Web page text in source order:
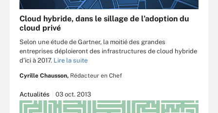
Cloud hybride, dans le sillage de l’adoption du
cloud privé
Selon une étude de Gartner, la moitié des grandes
entreprises déploieront des infrastructures de cloud hybride
d’ici à 2017. Lire la suite
Cyrille Chausson, Rédacteur en Chef
Actualités 03 oct. 2013